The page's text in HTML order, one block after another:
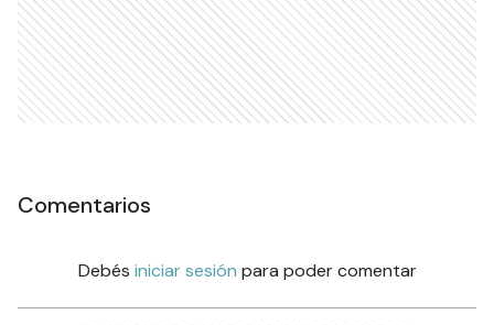
Comentarios
Debés iniciar sesión para poder comentar